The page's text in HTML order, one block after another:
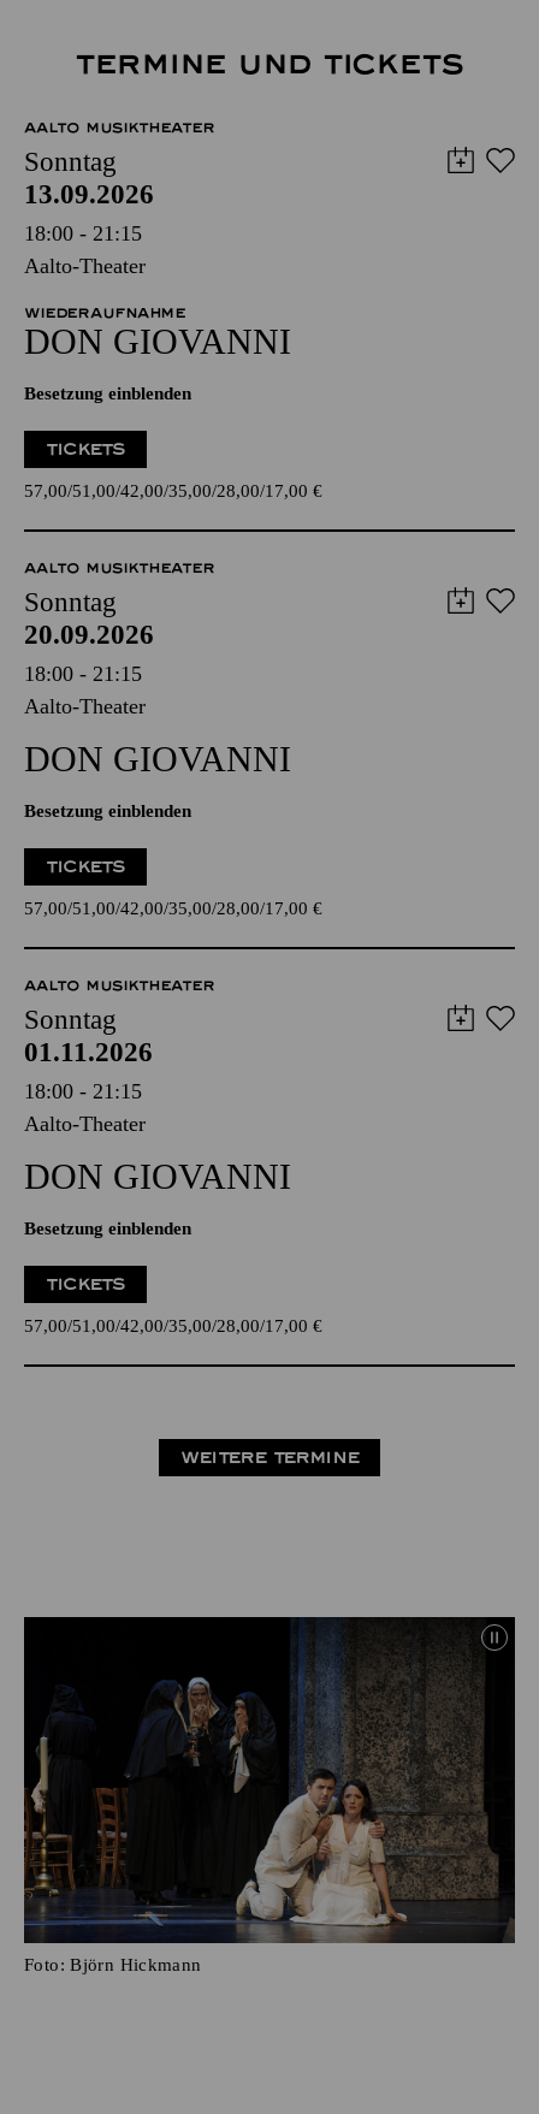
TERMINE UND TICKETS
AALTO MUSIKTHEATER
Sonntag
13.09.2026
18:00 - 21:15
Aalto-Theater
WIEDERAUFNAHME
DON GIO­VANNI
Besetzung einblenden
TICKETS
57,00 51,00 42,00 35,00 28,00 17,00 €
AALTO MUSIKTHEATER
Sonntag
20.09.2026
18:00 - 21:15
Aalto-Theater
DON GIO­VANNI
Besetzung einblenden
TICKETS
57,00 51,00 42,00 35,00 28,00 17,00 €
AALTO MUSIKTHEATER
Sonntag
01.11.2026
18:00 - 21:15
Aalto-Theater
DON GIO­VANNI
Besetzung einblenden
TICKETS
57,00 51,00 42,00 35,00 28,00 17,00 €
WEITERE TERMINE
Foto: Björn Hickmann